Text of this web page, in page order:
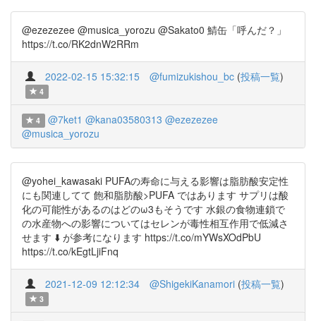
@ezezezee @musica_yorozu @Sakato0 鯖缶「呼んだ？」
https://t.co/RK2dnW2RRm
2022-02-15 15:32:15 @fumizukishou_bc (投稿一覧)
4
4 @7ket1 @kana03580313 @ezezezee
@musica_yorozu
@yohei_kawasaki PUFAの寿命に与える影響は脂肪酸安定性
にも関連してて 飽和脂肪酸>PUFA ではあります サプリは酸
化の可能性があるのはどのω3もそうです 水銀の食物連鎖で
の水産物への影響についてはセレンが毒性相互作用で低減さ
せます ⬇️ が参考になります https://t.co/mYWsXOdPbU
https://t.co/kEgtLjiFnq
2021-12-09 12:12:34 @ShigekiKanamori (投稿一覧)
3